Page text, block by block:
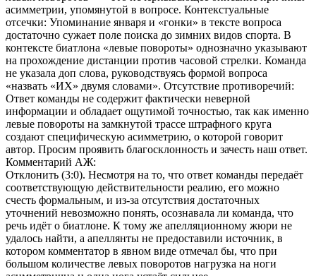
асимметрии, упомянутой в вопросе. Контекстуальные
отсечки: Упоминание января и «гонки» в тексте вопроса
достаточно сужает поле поиска до зимних видов спорта. В
контексте биатлона «левые повороты» однозначно указывают
на прохождение дистанции против часовой стрелки. Команда
не указала доп слова, руководствуясь формой вопроса
«назвать «ИХ» двумя словами». Отсутствие противоречий:
Ответ команды не содержит фактически неверной
информации и обладает ощутимой точностью, так как именно
левые повороты на замкнутой трассе штрафного круга
создают специфическую асимметрию, о которой говорит
автор. Просим проявить благосклонность и зачесть наш ответ.
Комментарий АЖ:
Отклонить (3:0). Несмотря на то, что ответ команды передаёт
соответствующую действительности реалию, его можно
счесть формальным, и из-за отсутствия достаточных
уточнений невозможно понять, осознавала ли команда, что
речь идёт о биатлоне. К тому же апелляционному жюри не
удалось найти, а апеллянты не предоставили источник, в
котором комментатор в явном виде отмечал бы, что при
большом количестве левых поворотов нагрузка на ноги